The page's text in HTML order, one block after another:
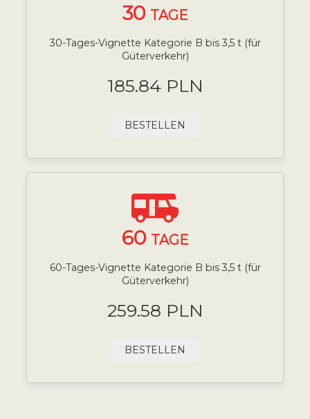
30 TAGE
30-Tages-Vignette Kategorie B bis 3,5 t (für
Güterverkehr)
185.84 PLN
BESTELLEN
60 TAGE
60-Tages-Vignette Kategorie B bis 3,5 t (für
Güterverkehr)
259.58 PLN
BESTELLEN